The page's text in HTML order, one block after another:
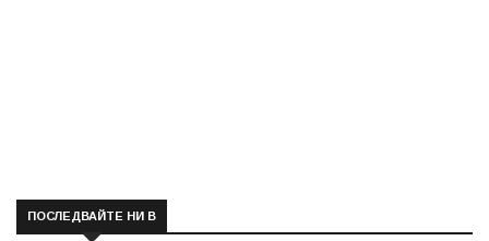
ПОСЛЕДВАЙТЕ НИ В